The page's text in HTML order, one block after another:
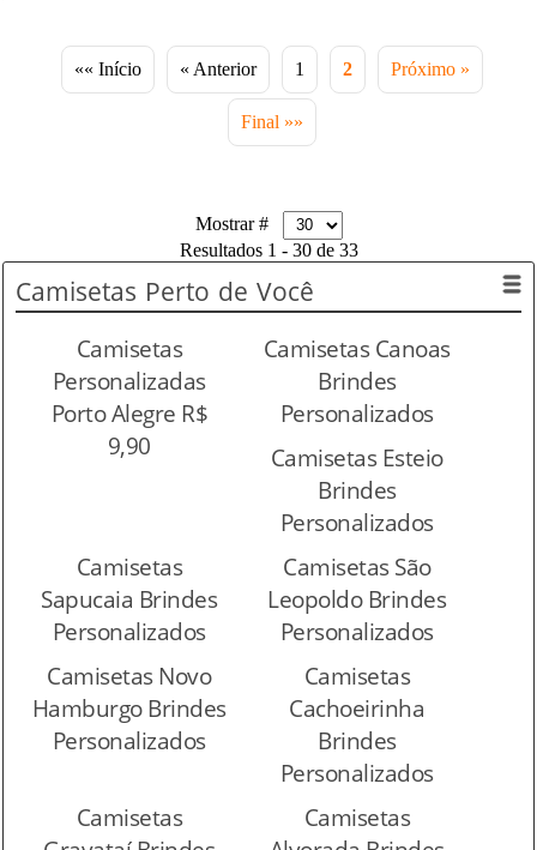
«« Início « Anterior 1 2 Próximo »
Final »»
Mostrar #
Resultados 1 - 30 de 33
Camisetas Perto de Você
Camisetas
Personalizadas
Porto Alegre R$
9,90
Camisetas Canoas
Brindes
Personalizados
Camisetas Esteio
Brindes
Personalizados
Camisetas
Sapucaia Brindes
Personalizados
Camisetas São
Leopoldo Brindes
Personalizados
Camisetas Novo
Hamburgo Brindes
Personalizados
Camisetas
Cachoeirinha
Brindes
Personalizados
Camisetas
Camisetas